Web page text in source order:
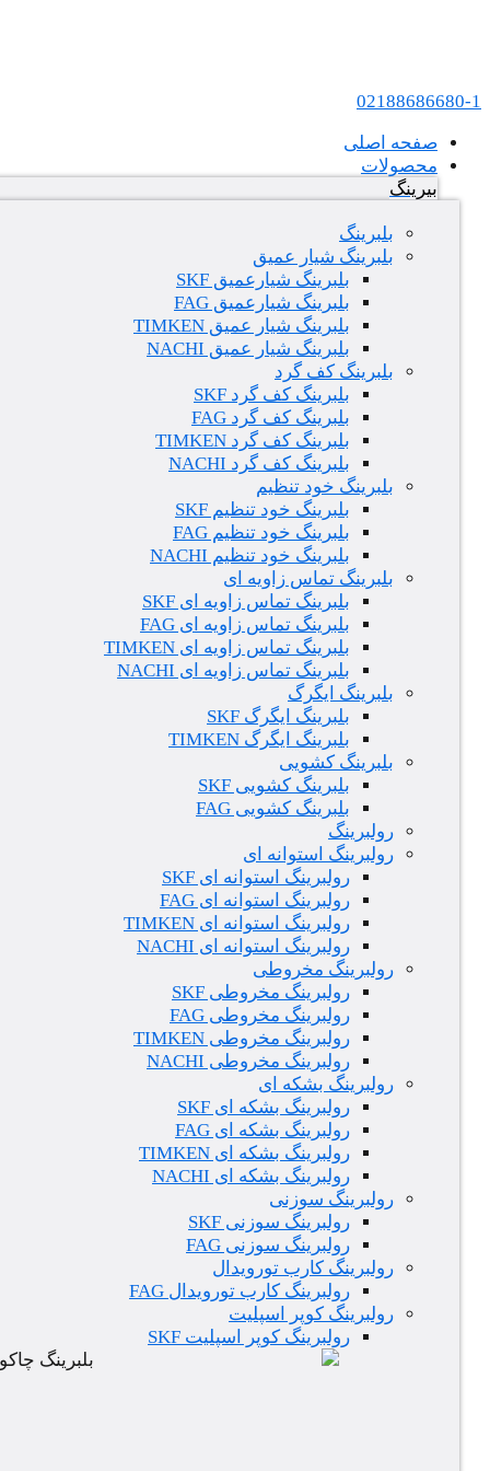
02188686680-1
صفحه اصلی
محصولات
بیرینگ
بلبرینگ
بلبرینگ شیار عمیق
بلبرینگ شیارعمیق SKF
بلبرینگ شیارعمیق FAG
بلبرینگ شیار عمیق TIMKEN
بلبرینگ شیار عمیق NACHI
بلبرینگ کف گرد
بلبرینگ کف گرد SKF
بلبرینگ کف گرد FAG
بلبرینگ کف گرد TIMKEN
بلبرینگ کف گرد NACHI
بلبرینگ خود تنظیم
بلبرینگ خود تنظیم SKF
بلبرینگ خود تنظیم FAG
بلبرینگ خود تنظیم NACHI
بلبرینگ تماس زاویه ای
بلبرینگ تماس زاویه ای SKF
بلبرینگ تماس زاویه ای FAG
بلبرینگ تماس زاویه ای TIMKEN
بلبرینگ تماس زاویه ای NACHI
بلبرینگ ایگرگ
بلبرینگ ایگرگ SKF
بلبرینگ ایگرگ TIMKEN
بلبرینگ کشویی
بلبرینگ کشویی SKF
بلبرینگ کشویی FAG
رولبرینگ
رولبرینگ استوانه ای
رولبرینگ استوانه ای SKF
رولبرینگ استوانه ای FAG
رولبرینگ استوانه ای TIMKEN
رولبرینگ استوانه ای NACHI
رولبرینگ مخروطی
رولبرینگ مخروطی SKF
رولبرینگ مخروطی FAG
رولبرینگ مخروطی TIMKEN
رولبرینگ مخروطی NACHI
رولبرینگ بشکه ای
رولبرینگ بشکه ای SKF
رولبرینگ بشکه ای FAG
رولبرینگ بشکه ای TIMKEN
رولبرینگ بشکه ای NACHI
رولبرینگ سوزنی
رولبرینگ سوزنی SKF
رولبرینگ سوزنی FAG
رولبرینگ کارب تورویدال
رولبرینگ کارب تورویدال FAG
رولبرینگ کوپر اسپلیت
رولبرینگ کوپر اسپلیت SKF